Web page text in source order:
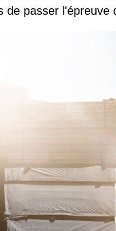
de passer l'épreuve